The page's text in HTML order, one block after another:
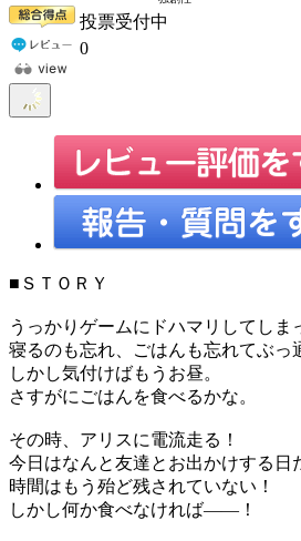
投票受付中
0
■ＳＴＯＲＹ
うっかりゲームにドハマリしてしま
寝るのも忘れ、ごはんも忘れてぶっ
しかし気付けばもうお昼。
さすがにごはんを食べるかな。
その時、アリスに電流走る！
今日はなんと友達とお出かけする日
時間はもう殆ど残されていない！
しかし何か食べなければ――！